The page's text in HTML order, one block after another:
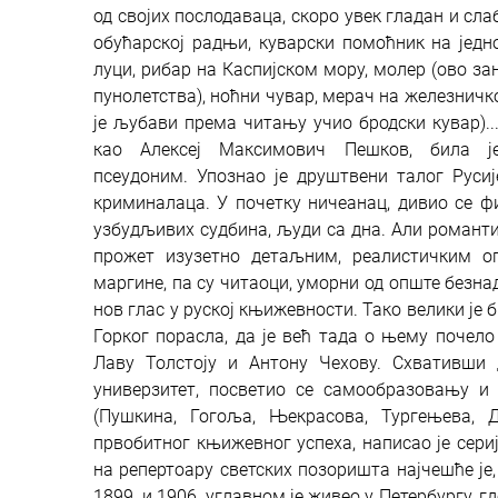
од својих послодаваца, скоро увек гладан и
обућарској радњи, куварски помоћник на
луци, рибар на Каспијском мору, молер (ово
пунолетства), ноћни чувар, мерач на
је љубави према читању учио бродски
као Алексеј Максимович Пешков,
псеудоним.Упознао је друштвени талог
криминалаца. У почетку ничеанац, дивио се
узбудљивих судбина, људи са дна. Али
прожет изузетно детаљним, реалистичким
маргине, па су читаоци, уморни од опште
нов глас у руској књижевности. Тако велики је
Горког порасла, да је већ тада о њему
Лаву Толстоју и Антону Чехову. Схвативши
универзитет, посветио се самообразовању
(Пушкина, Гогоља, Њекрасова, Тургењева,
првобитног књижевног успеха, написао је
на репертоару светских позоришта најчешће